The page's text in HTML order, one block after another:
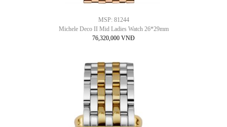
MSP: 81244
Michele Deco II Mid Ladies Watch 26*29mm
76,320,000 VNĐ